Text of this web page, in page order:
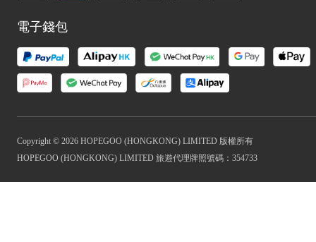
電子錢包
Copyright © 2026 HOPEGOO (HONGKONG) LIMITED 版權所有
HOPEGOO (HONGKONG) LIMITED 旅遊代理牌照號碼：354733